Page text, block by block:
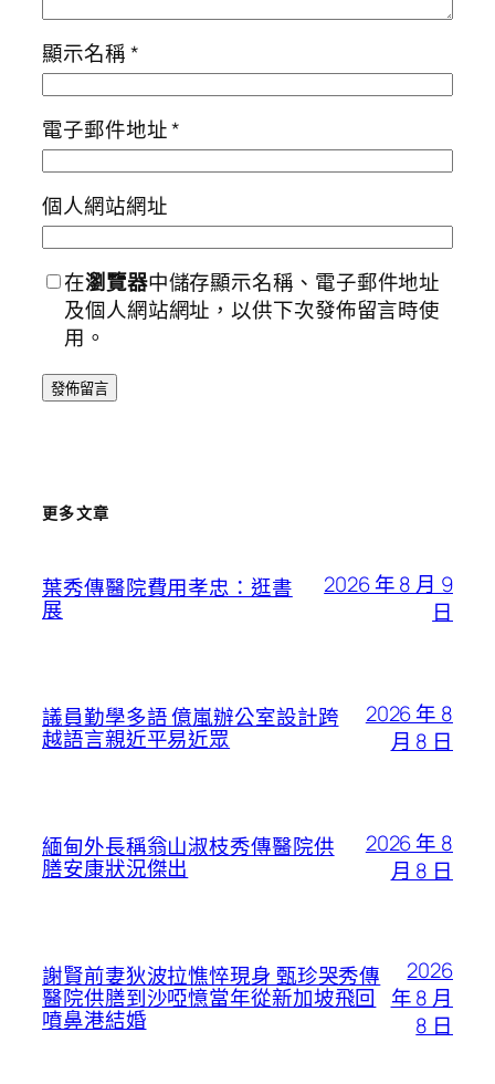
顯示名稱*
電子郵件地址*
個人網站網址
在瀏覽器中儲存顯示名稱、電子郵件地址
及個人網站網址，以供下次發佈留言時使
用。
更多文章
葉秀傳醫院費用孝忠：逛書
展
2026 年 8 月 9
日
議員勤學多語 億嵐辦公室設計跨
越語言親近平易近眾
2026 年 8
月 8 日
緬甸外長稱翁山淑枝秀傳醫院供
膳安康狀況傑出
2026 年 8
月 8 日
謝賢前妻狄波拉憔悴現身 甄珍哭秀傳
醫院供膳到沙啞憶當年從新加坡飛回
噴鼻港結婚
2026
年 8 月
8 日